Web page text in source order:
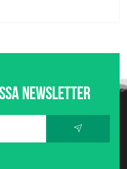
newsletter